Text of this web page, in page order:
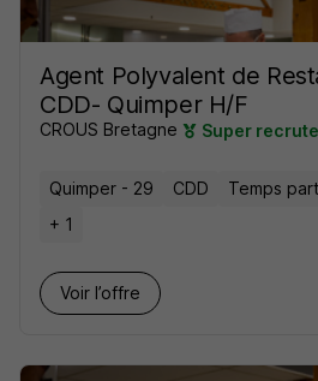
Agent Polyvalent de
CDD- Quimper H/F
CROUS Bretagne Super
Quimper - 29 CDD Temps
+ 1
Voir l’offre